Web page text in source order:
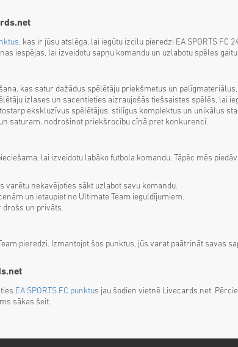
, kas ir jūsu atslēga, lai iegūtu izcilu pieredzi EA SPORTS
iespējas, lai izveidotu sapņu komandu un uzlabotu spēles gaitu.
kas satur dažādus spēlētāju priekšmetus un
izlases un sacentieties aizraujošās tiešsaistes spēlēs, lai
ekskluzīvus spēlētājus, stilīgus komplektus un unikālus
saturam, nodrošinot priekšrocību cīņā pret konkurenci.
lai izveidotu labāko futbola komandu. Tāpēc mēs
varētu nekavējoties sākt uzlabot savu komandu.
un ietaupiet no Ultimate Team ieguldījumiem.
drošs un privāts.
pieredzi. Izmantojot šos punktus, jūs varat paātrināt savas
EA SPORTS FC punktus jau šodien vietnē Livecards.net.
sākas šeit.